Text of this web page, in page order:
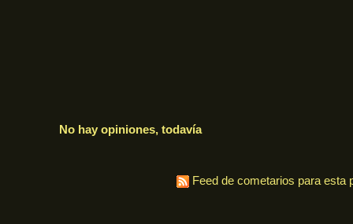
No hay opiniones, todavía
Feed de cometarios para esta